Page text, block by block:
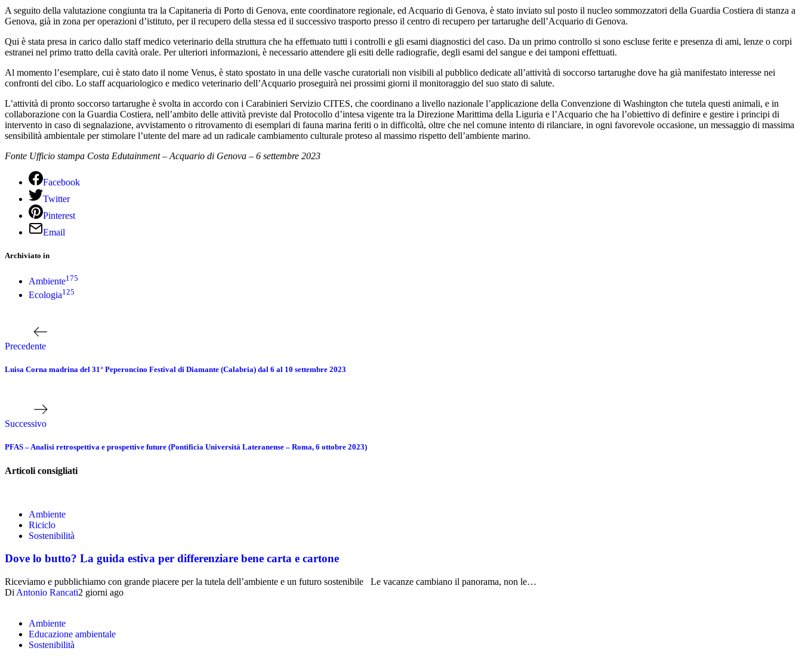
A seguito della valutazione congiunta tra la Capitaneria di Porto di Genova, ente coordinatore regionale, ed Acquario di Genova, è stato inviato sul posto il nucleo sommozzatori della Guardia Costiera di stanza a
Genova, già in zona per operazioni d’istituto, per il recupero della stessa ed il successivo trasporto presso il centro di recupero per tartarughe dell’Acquario di Genova.
Qui è stata presa in carico dallo staff medico veterinario della struttura che ha effettuato tutti i controlli e gli esami diagnostici del caso. Da un primo controllo si sono escluse ferite e presenza di ami, lenze o corpi
estranei nel primo tratto della cavità orale. Per ulteriori informazioni, è necessario attendere gli esiti delle radiografie, degli esami del sangue e dei tamponi effettuati.
Al momento l’esemplare, cui è stato dato il nome Venus, è stato spostato in una delle vasche curatoriali non visibili al pubblico dedicate all’attività di soccorso tartarughe dove ha già manifestato interesse nei
confronti del cibo. Lo staff acquariologico e medico veterinario dell’Acquario proseguirà nei prossimi giorni il monitoraggio del suo stato di salute.
L’attività di pronto soccorso tartarughe è svolta in accordo con i Carabinieri Servizio CITES, che coordinano a livello nazionale l’applicazione della Convenzione di Washington che tutela questi animali, e in
collaborazione con la Guardia Costiera, nell’ambito delle attività previste dal Protocollo d’intesa vigente tra la Direzione Marittima della Liguria e l’Acquario che ha l’obiettivo di definire e gestire i principi di
intervento in caso di segnalazione, avvistamento o ritrovamento di esemplari di fauna marina feriti o in difficoltà, oltre che nel comune intento di rilanciare, in ogni favorevole occasione, un messaggio di massima
sensibilità ambientale per stimolare l’utente del mare ad un radicale cambiamento culturale proteso al massimo rispetto dell’ambiente marino.
Fonte Ufficio stampa Costa Edutainment – Acquario di Genova – 6 settembre 2023
Facebook
Twitter
Pinterest
Email
Archiviato in
Ambiente175
Ecologia125
articoli
Precedente
Luisa Corna madrina del 31° Peperoncino Festival di Diamante (Calabria) dal 6 al 10 settembre 2023
Successivo
PFAS – Analisi retrospettiva e prospettive future (Pontificia Università Lateranense – Roma, 6 ottobre 2023)
Articoli consigliati
Ambiente
Riciclo
Sostenibilità
Dove lo butto? La guida estiva per differenziare bene carta e cartone
Riceviamo e pubblichiamo con grande piacere per la tutela dell’ambiente e un futuro sostenibile Le vacanze cambiano il panorama, non le…
Di Antonio Rancati2 giorni ago
Ambiente
Educazione ambientale
Sostenibilità